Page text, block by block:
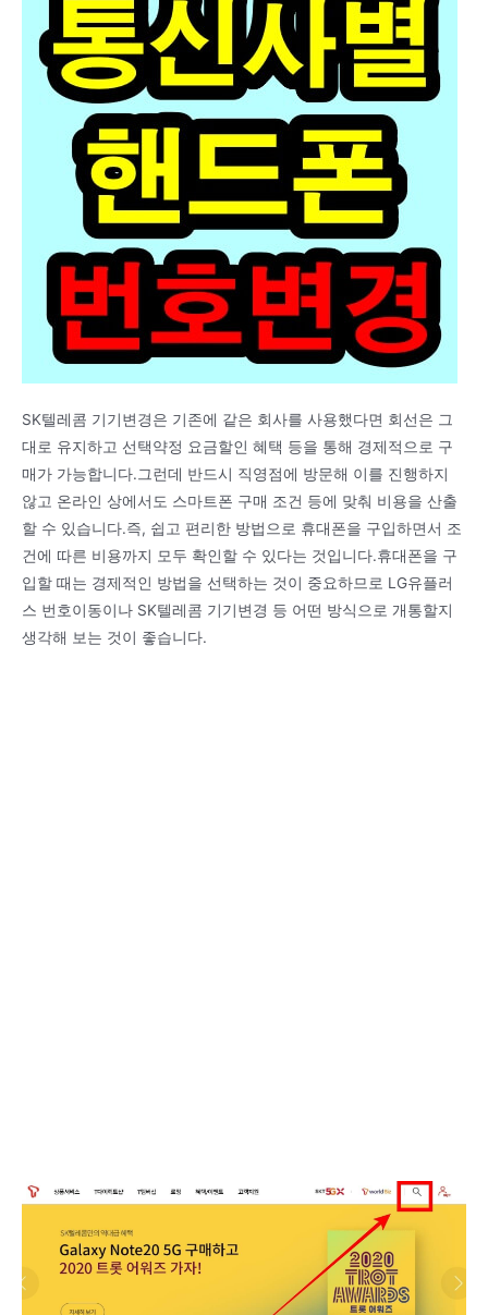
SK텔레콤 기기변경은 기존에 같은 회사를 사용했다면 회선은 그
대로 유지하고 선택약정 요금할인 혜택 등을 통해 경제적으로 구
매가 가능합니다.그런데 반드시 직영점에 방문해 이를 진행하지
않고 온라인 상에서도 스마트폰 구매 조건 등에 맞춰 비용을 산출
할 수 있습니다.즉, 쉽고 편리한 방법으로 휴대폰을 구입하면서 조
건에 따른 비용까지 모두 확인할 수 있다는 것입니다.휴대폰을 구
입할 때는 경제적인 방법을 선택하는 것이 중요하므로 LG유플러
스 번호이동이나 SK텔레콤 기기변경 등 어떤 방식으로 개통할지
생각해 보는 것이 좋습니다.